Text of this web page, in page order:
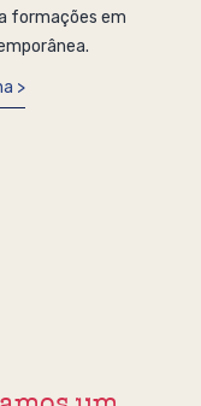
formações em